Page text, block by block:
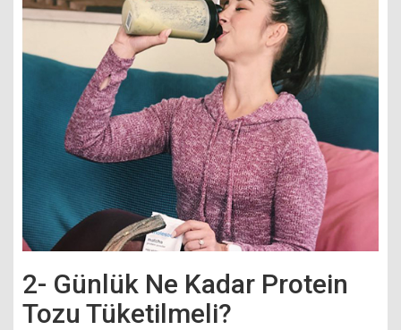
2- Günlük Ne Kadar Protein
Tozu Tüketilmeli?